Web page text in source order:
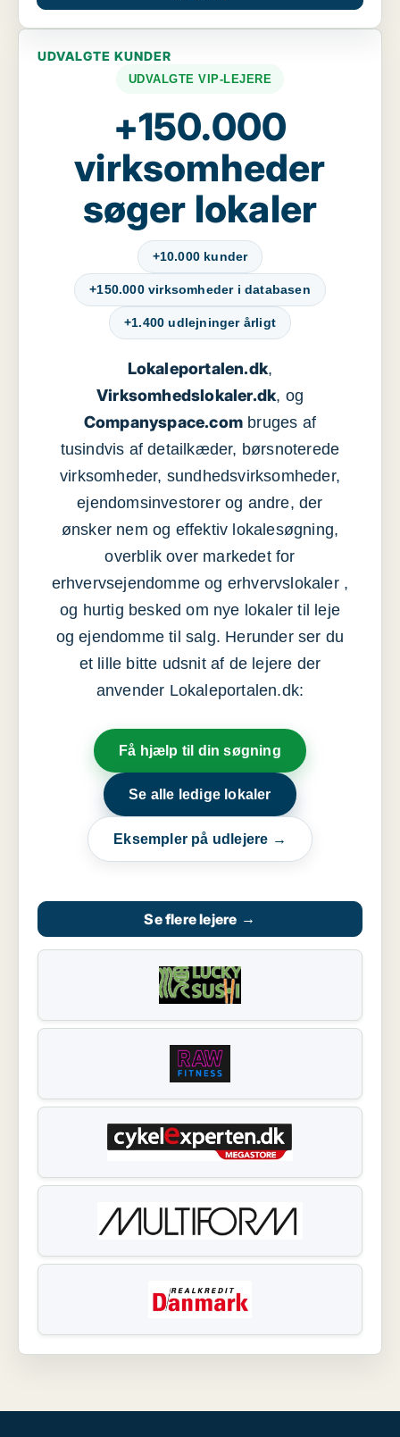
UDVALGTE KUNDER
UDVALGTE VIP-LEJERE
+150.000
virksomheder
søger lokaler
+10.000 kunder
+150.000 virksomheder i databasen
+1.400 udlejninger årligt
Lokaleportalen.dk,
Virksomhedslokaler.dk, og
Companyspace.com bruges af
tusindvis af detailkæder, børsnoterede
virksomheder, sundhedsvirksomheder,
ejendomsinvestorer og andre, der
ønsker nem og effektiv lokalesøgning,
overblik over markedet for
erhvervsejendomme og erhvervslokaler ,
og hurtig besked om nye lokaler til leje
og ejendomme til salg. Herunder ser du
et lille bitte udsnit af de lejere der
anvender Lokaleportalen.dk:
Få hjælp til din søgning
Se alle ledige lokaler
Eksempler på udlejere →
Se flere lejere →